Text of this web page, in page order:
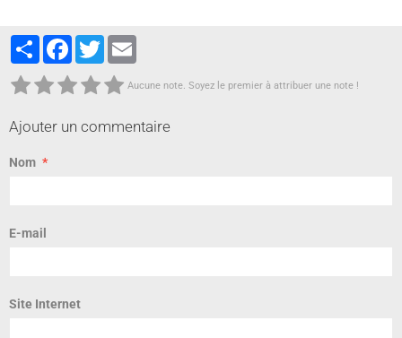
PartagerFacebook
Twitter
Aucune note. Soyez le premier à attribuer une note !
Ajouter un commentaire
Nom
E-mail
Site Internet